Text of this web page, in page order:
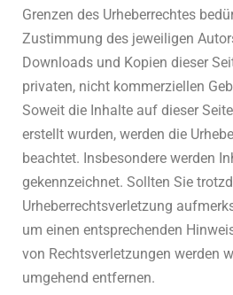
Grenzen des Urheberrechtes
Zustimmung des jeweiligen
Downloads und Kopien dieser
privaten, nicht kommerziellen
Soweit die Inhalte auf dieser
erstellt wurden, werden die
beachtet. Insbesondere werden
gekennzeichnet. Sollten Sie
Urheberrechtsverletzung
um einen entsprechenden
von Rechtsverletzungen werden
umgehend entfernen.